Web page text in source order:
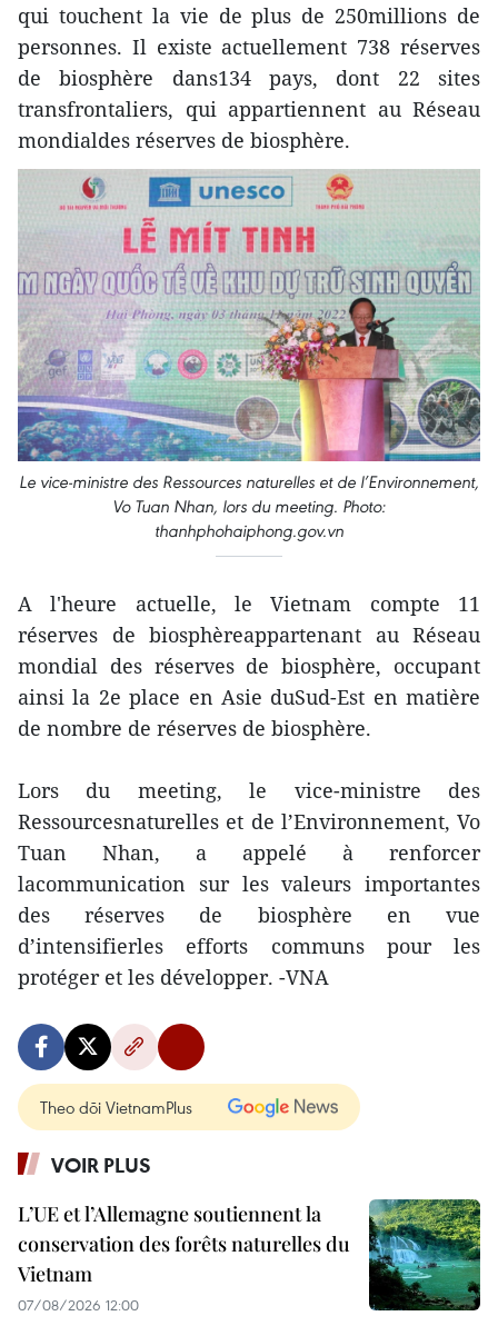
qui touchent la vie de plus de 250millions de
personnes. Il existe actuellement 738 réserves
de biosphère dans134 pays, dont 22 sites
transfrontaliers, qui appartiennent au Réseau
mondialdes réserves de biosphère.
Le vice-ministre des Ressources naturelles et de l’Environnement,
Vo Tuan Nhan, lors du meeting. Photo:
thanhphohaiphong.gov.vn
A l'heure actuelle, le Vietnam compte 11
réserves de biosphèreappartenant au Réseau
mondial des réserves de biosphère, occupant
ainsi la 2e place en Asie duSud-Est en matière
de nombre de réserves de biosphère.
Lors du meeting, le vice-ministre des
Ressourcesnaturelles et de l’Environnement, Vo
Tuan Nhan, a appelé à renforcer
lacommunication sur les valeurs importantes
des réserves de biosphère en vue
d’intensifierles efforts communs pour les
protéger et les développer. -VNA
Theo dõi VietnamPlus
VOIR PLUS
L’UE et l’Allemagne soutiennent la
conservation des forêts naturelles du
Vietnam
07/08/2026 12:00